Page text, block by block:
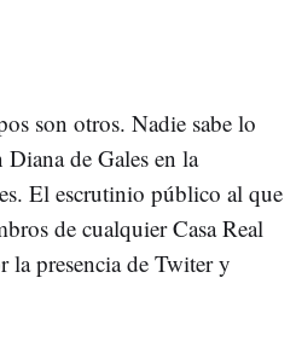
son otros. Nadie sabe lo
de Gales en la
El escrutinio público al que
de cualquier Casa Real
la presencia de Twiter y